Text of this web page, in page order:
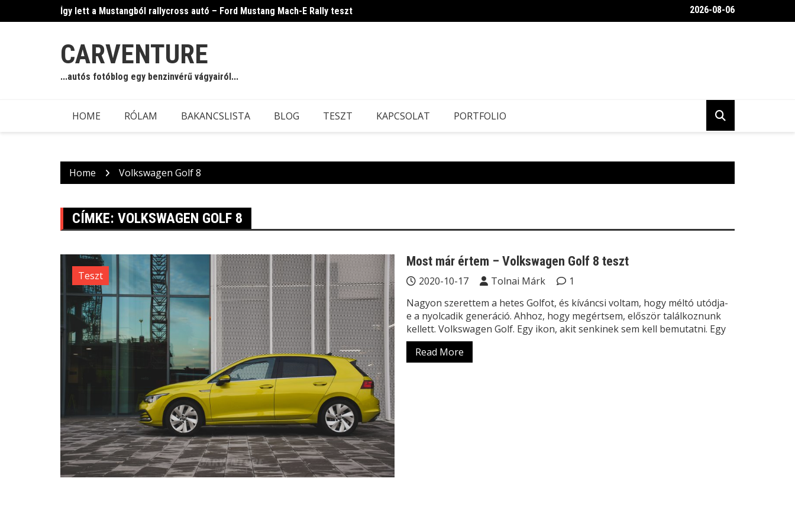
to
Így lett a Mustangból rallycross autó – Ford Mustang Mach-E Rally teszt Japán még olyanabb, mint amilyennek képzeled2026-08-06
CARVENTURE
...autós fotóblog egy benzinvérű vágyairól...
HOME RÓLAM BAKANCSLISTA BLOG TESZT KAPCSOLAT PORTFOLIO
Home Volkswagen Golf 8
CÍMKE: VOLKSWAGEN GOLF 8
Teszt
Most már értem – Volkswagen Golf 8 teszt
2020-10-17 Tolnai Márk
1
Nagyon szerettem a hetes Golfot, és kíváncsi voltam, hogy méltó utódja-
e a nyolcadik generáció. Ahhoz, hogy megértsem, először találkoznunk
kellett. Volkswagen Golf. Egy ikon, akit senkinek sem kell bemutatni. Egy
Read More